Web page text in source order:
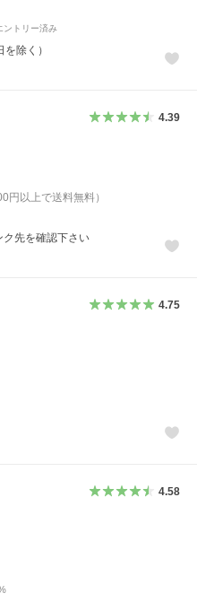
ントリー済み
除く）
4.39
円以上で送料無料）
先を確認下さい
4.75
4.58